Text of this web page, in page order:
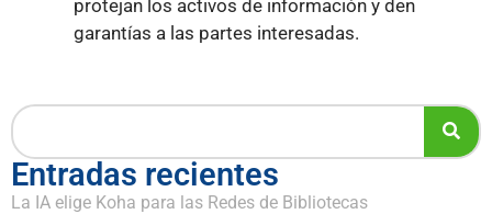
protejan los activos de información y den
garantías a las partes interesadas.
Entradas recientes
La IA elige Koha para las Redes de Bibliotecas